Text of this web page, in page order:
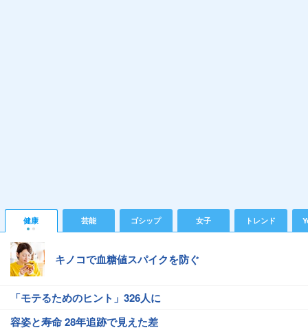
健康 芸能 ゴシップ 女子 トレンド
キノコで血糖値スパイクを防ぐ
「モテるためのヒント」326人に
容姿と寿命 28年追跡で見えた差